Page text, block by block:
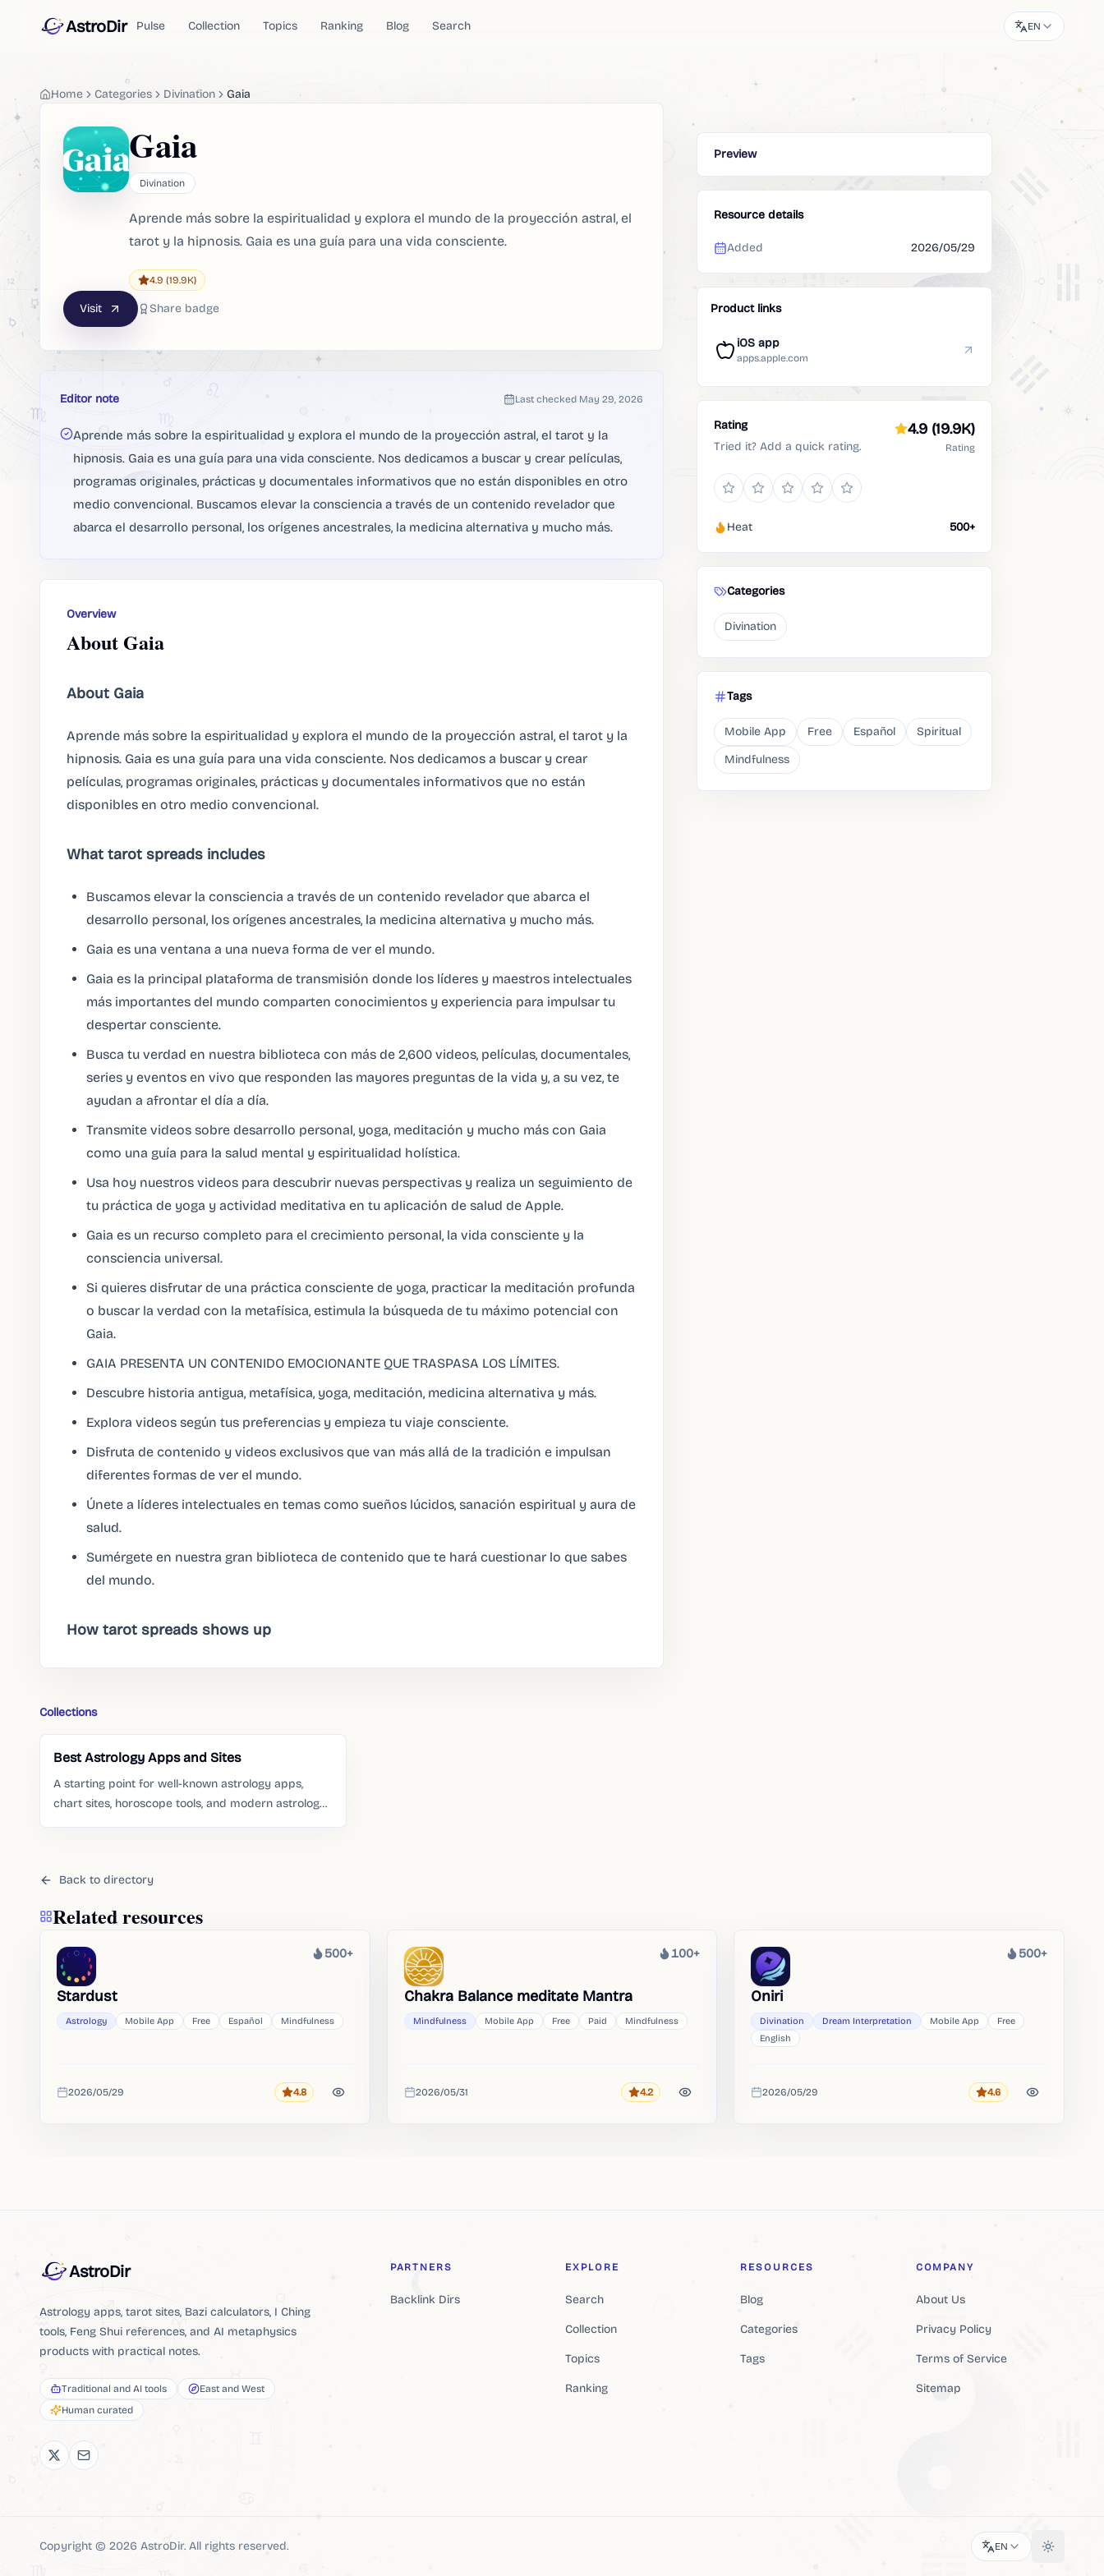
AstroDir Pulse Collection Topics Ranking Blog Search EN
Home Categories Divination Gaia
Gaia
Divination
Aprende más sobre la espiritualidad y explora el mundo de la proyección astral, el
tarot y la hipnosis. Gaia es una guía para una vida consciente.
4.9 (19.9K)
Visit Share badge
Editor note Last checked May 29, 2026
Aprende más sobre la espiritualidad y explora el mundo de la proyección astral, el tarot y la
hipnosis. Gaia es una guía para una vida consciente. Nos dedicamos a buscar y crear películas,
programas originales, prácticas y documentales informativos que no están disponibles en otro
medio convencional. Buscamos elevar la consciencia a través de un contenido revelador que
abarca el desarrollo personal, los orígenes ancestrales, la medicina alternativa y mucho más.
Overview
About Gaia
About Gaia
Aprende más sobre la espiritualidad y explora el mundo de la proyección astral, el tarot y la
hipnosis. Gaia es una guía para una vida consciente. Nos dedicamos a buscar y crear
películas, programas originales, prácticas y documentales informativos que no están
disponibles en otro medio convencional.
What tarot spreads includes
Buscamos elevar la consciencia a través de un contenido revelador que abarca el
desarrollo personal, los orígenes ancestrales, la medicina alternativa y mucho más.
Gaia es una ventana a una nueva forma de ver el mundo.
Gaia es la principal plataforma de transmisión donde los líderes y maestros intelectuales
más importantes del mundo comparten conocimientos y experiencia para impulsar tu
despertar consciente.
Busca tu verdad en nuestra biblioteca con más de 2,600 videos, películas, documentales,
series y eventos en vivo que responden las mayores preguntas de la vida y, a su vez, te
ayudan a afrontar el día a día.
Transmite videos sobre desarrollo personal, yoga, meditación y mucho más con Gaia
como una guía para la salud mental y espiritualidad holística.
Usa hoy nuestros videos para descubrir nuevas perspectivas y realiza un seguimiento de
tu práctica de yoga y actividad meditativa en tu aplicación de salud de Apple.
Gaia es un recurso completo para el crecimiento personal, la vida consciente y la
consciencia universal.
Si quieres disfrutar de una práctica consciente de yoga, practicar la meditación profunda
o buscar la verdad con la metafísica, estimula la búsqueda de tu máximo potencial con
Gaia.
GAIA PRESENTA UN CONTENIDO EMOCIONANTE QUE TRASPASA LOS LÍMITES.
Descubre historia antigua, metafísica, yoga, meditación, medicina alternativa y más.
Explora videos según tus preferencias y empieza tu viaje consciente.
Disfruta de contenido y videos exclusivos que van más allá de la tradición e impulsan
diferentes formas de ver el mundo.
Únete a líderes intelectuales en temas como sueños lúcidos, sanación espiritual y aura de
salud.
Sumérgete en nuestra gran biblioteca de contenido que te hará cuestionar lo que sabes
del mundo.
How tarot spreads shows up
Collections
Best Astrology Apps and Sites
A starting point for well-known astrology apps,
chart sites, horoscope tools, and modern astrology
Back to directory
Preview
Resource details
Added 2026/05/29
Product links
iOS app
apps.apple.com
Rating
Tried it? Add a quick rating.
4.9 (19.9K)
Rating
Heat 500+
Categories
Divination
Tags
Mobile App Free Español
Spiritual
Mindfulness
Related resources
Heat
500+
Stardust
Astrology Mobile App Free Español Mindfulness
Added
2026/05/29 Rating
4.8
Heat
100+
Chakra Balance meditate Mantra
Mindfulness Mobile App Free Paid Mindfulness
Added
2026/05/31 Rating
4.2
Heat
500+
Oniri
Divination Dream Interpretation Mobile App
Free
English
Added
2026/05/29 Rating
4.6
AstroDir
Astrology apps, tarot sites, Bazi calculators, I Ching
tools, Feng Shui references, and AI metaphysics
products with practical notes.
Traditional and AI tools
East and West
Human curated
PARTNERS
Backlink Dirs
EXPLORE
Search
Collection
Topics
Ranking
RESOURCES
Blog
Categories
Tags
COMPANY
About Us
Privacy Policy
Terms of Service
Sitemap
Copyright © 2026 AstroDir. All rights reserved. EN Toggle